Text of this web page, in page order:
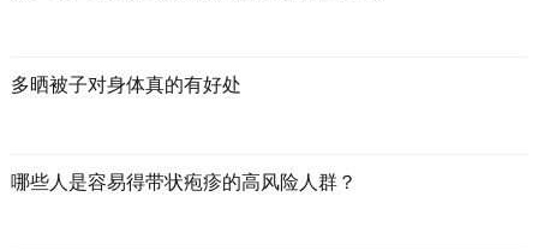
多晒被子对身体真的有好处
哪些人是容易得带状疱疹的高风险人群？